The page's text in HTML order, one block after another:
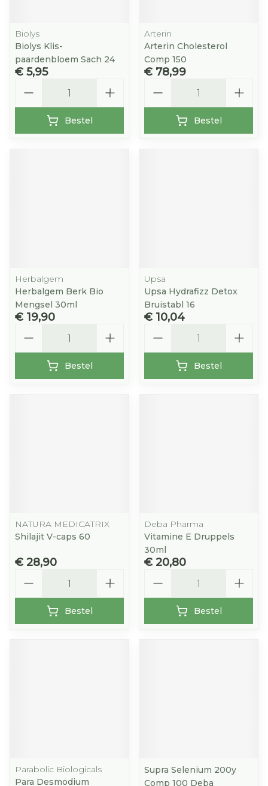
Biolys
Biolys Klis-
paardenbloem Sach 24
€ 5,95
Bestel
Arterin
Arterin Cholesterol
Comp 150
€ 78,99
Bestel
Herbalgem
Herbalgem Berk Bio
Mengsel 30ml
€ 19,90
Bestel
Upsa
Upsa Hydrafizz Detox
Bruistabl 16
€ 10,04
Bestel
NATURA MEDICATRIX
Shilajit V-caps 60
€ 28,90
Bestel
Deba Pharma
Vitamine E Druppels
30ml
€ 20,80
Bestel
Parabolic Biologicals
Para Desmodium
Supra Selenium 200y
Comp 100 Deba